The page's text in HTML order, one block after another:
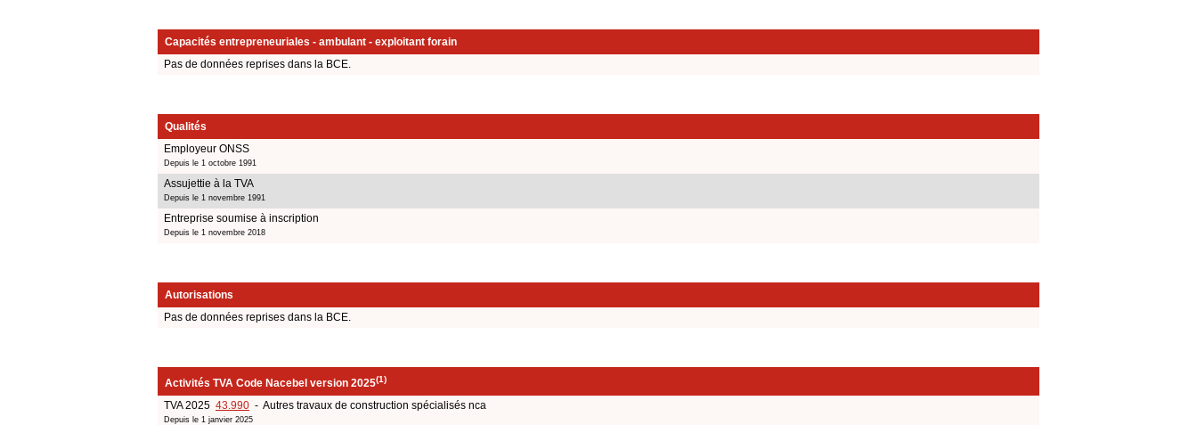
Capacités entrepreneuriales - ambulant - exploitant forain
Pas de données reprises dans la BCE.
Qualités
Employeur ONSS
Depuis le 1 octobre 1991
Assujettie à la TVA
Depuis le 1 novembre 1991
Entreprise soumise à inscription
Depuis le 1 novembre 2018
Autorisations
Pas de données reprises dans la BCE.
Activités TVA Code Nacebel version 2025(1)
TVA 2025 43.990 - Autres travaux de construction spécialisés nca
Depuis le 1 janvier 2025